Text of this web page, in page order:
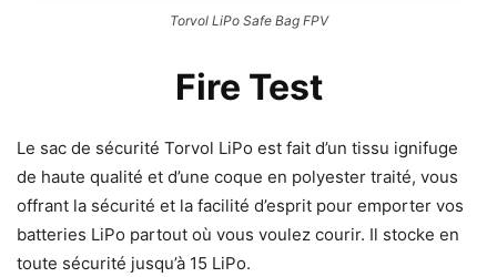
Torvol LiPo Safe Bag FPV
Fire Test
Le sac de sécurité Torvol LiPo est fait d’un tissu ignifuge
de haute qualité et d’une coque en polyester traité, vous
offrant la sécurité et la facilité d’esprit pour emporter vos
batteries LiPo partout où vous voulez courir. Il stocke en
toute sécurité jusqu’à 15 LiPo.